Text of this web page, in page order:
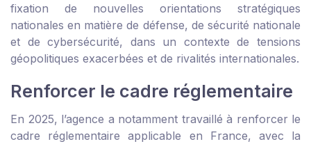
fixation de nouvelles orientations stratégiques
nationales en matière de défense, de sécurité nationale
et de cybersécurité, dans un contexte de tensions
géopolitiques exacerbées et de rivalités internationales.
Renforcer le cadre réglementaire
En 2025, l’agence a notamment travaillé à renforcer le
cadre réglementaire applicable en France, avec la